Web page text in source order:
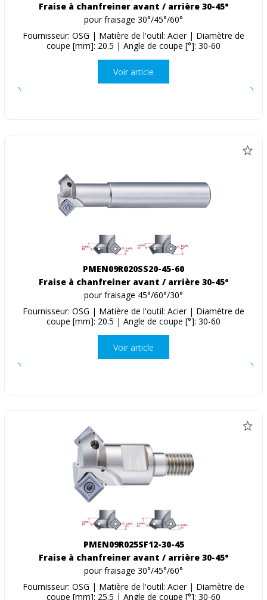
Fraise à chanfreiner avant / arrière 30-45°
pour fraisage 30°/45°/60°
Fournisseur: OSG | Matière de l'outil: Acier | Diamètre de
coupe [mm]: 20.5 | Angle de coupe [°]: 30-60
Voir article
PMEN09R020SS20-45-60
Fraise à chanfreiner avant / arrière 30-45°
pour fraisage 45°/60°/30°
Fournisseur: OSG | Matière de l'outil: Acier | Diamètre de
coupe [mm]: 20.5 | Angle de coupe [°]: 30-60
Voir article
PMEN09R025SF12-30-45
Fraise à chanfreiner avant / arrière 30-45°
pour fraisage 30°/45°/60°
Fournisseur: OSG | Matière de l'outil: Acier | Diamètre de
coupe [mm]: 25.5 | Angle de coupe [°]: 30-60